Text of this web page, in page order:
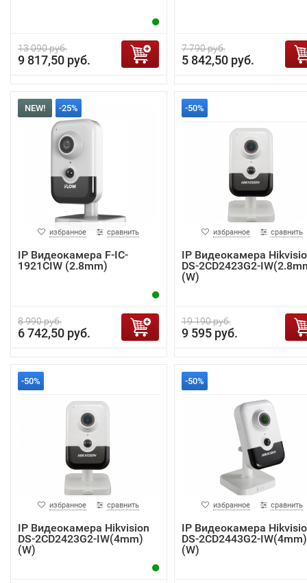
13 090 руб.
9 817,50 руб.
7 790 руб.
5 842,50 руб.
NEW! -25%
избранное сравнить
IP Видеокамера F-IC-
1921CIW (2.8mm)
8 990 руб.
6 742,50 руб.
-50%
избранное сравнить
IP Видеокамера
DS-2CD2423G2-
(W)
19 190 руб.
9 595 руб.
-50%
избранное сравнить
IP Видеокамера Hikvision
DS-2CD2423G2-IW(4mm)
(W)
-50%
избранное сравнить
IP Видеокамера
DS-2CD2443G2-IW(4mm)
(W)